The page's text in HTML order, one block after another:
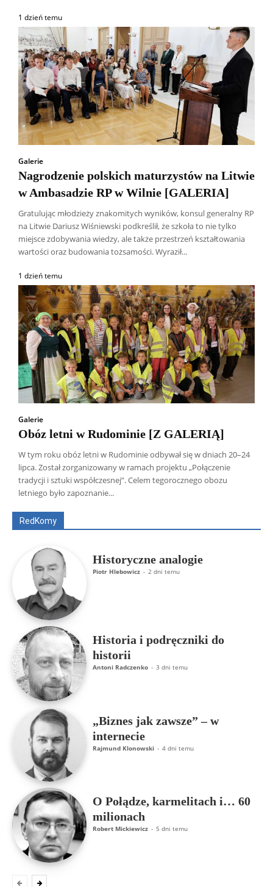
1 dzień temu
Galerie
Nagrodzenie polskich maturzystów na Litwie
w Ambasadzie RP w Wilnie [GALERIA]
Gratulując młodzieży znakomitych wyników, konsul generalny RP
na Litwie Dariusz Wiśniewski podkreślił, że szkoła to nie tylko
miejsce zdobywania wiedzy, ale także przestrzeń kształtowania
wartości oraz budowania tożsamości. Wyraził...
1 dzień temu
Galerie
Obóz letni w Rudominie [Z GALERIĄ]
W tym roku obóz letni w Rudominie odbywał się w dniach 20–24
lipca. Został zorganizowany w ramach projektu „Połączenie
tradycji i sztuki współczesnej”. Celem tegorocznego obozu
letniego było zapoznanie...
RedKomy
Wszyscy Aleksander Borowik
Antoni Radczenko
Artur Płokszto
Grzegorz Górny
ks. Jarosław Wąsowicz SDB
Historyczne analogie
Piotr Hlebowicz - 2 dni temu
Historia i podręczniki do
historii
Antoni Radczenko - 3 dni temu
„Biznes jak zawsze” – w
internecie
Rajmund Klonowski - 4 dni temu
O Połądze, karmelitach i… 60
milionach
Robert Mickiewicz - 5 dni temu